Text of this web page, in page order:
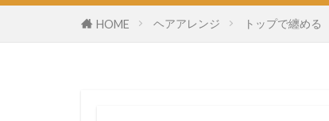
HOME ヘアアレンジ トップで纏める